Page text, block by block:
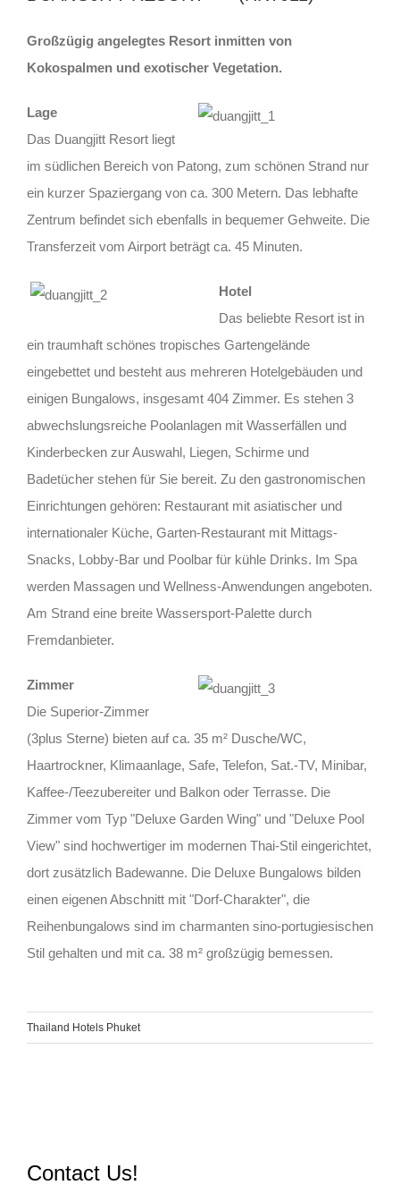
Großzügig angelegtes Resort inmitten von
Kokospalmen und exotischer Vegetation.
Lage
Das Duangjitt Resort liegt
im südlichen Bereich von Patong, zum schönen Strand nur
ein kurzer Spaziergang von ca. 300 Metern. Das lebhafte
Zentrum befindet sich ebenfalls in bequemer Gehweite. Die
Transferzeit vom Airport beträgt ca. 45 Minuten.
Hotel
Das beliebte Resort ist in
ein traumhaft schönes tropisches Gartengelände
eingebettet und besteht aus mehreren Hotelgebäuden und
einigen Bungalows, insgesamt 404 Zimmer. Es stehen 3
abwechslungsreiche Poolanlagen mit Wasserfällen und
Kinderbecken zur Auswahl, Liegen, Schirme und
Badetücher stehen für Sie bereit. Zu den gastronomischen
Einrichtungen gehören: Restaurant mit asiatischer und
internationaler Küche, Garten-Restaurant mit Mittags-
Snacks, Lobby-Bar und Poolbar für kühle Drinks. Im Spa
werden Massagen und Wellness-Anwendungen angeboten.
Am Strand eine breite Wassersport-Palette durch
Fremdanbieter.
Zimmer
Die Superior-Zimmer
(3plus Sterne) bieten auf ca. 35 m² Dusche/WC,
Haartrockner, Klimaanlage, Safe, Telefon, Sat.-TV, Minibar,
Kaffee-/Teezubereiter und Balkon oder Terrasse. Die
Zimmer vom Typ "Deluxe Garden Wing" und "Deluxe Pool
View" sind hochwertiger im modernen Thai-Stil eingerichtet,
dort zusätzlich Badewanne. Die Deluxe Bungalows bilden
einen eigenen Abschnitt mit "Dorf-Charakter", die
Reihenbungalows sind im charmanten sino-portugiesischen
Stil gehalten und mit ca. 38 m² großzügig bemessen.
Thailand Hotels Phuket
Contact Us!